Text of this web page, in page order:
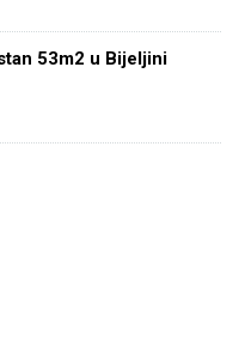
53m2 u Bijeljini